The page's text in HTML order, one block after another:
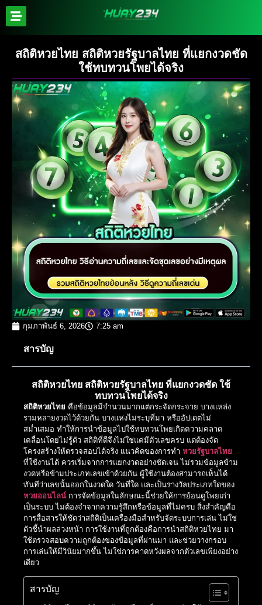
สถิติหวยไทย สถิติหวยรัฐบาลไทย ที่แยกงวดชัด
ใช้ทบทวนโพยได้จริง
กุมภาพันธ์ 6, 2026 7:25 am
สารบัญ
สถิติหวยไทย สถิติหวยรัฐบาลไทย ที่แยกงวดชัด ใช้
ทบทวนโพยได้จริง
สถิติหวยไทย คือข้อมูลมีจำนวนมากแต่กระจัดกระจาย บางแหล่ง
รวมหลายงวดไว้ด้วยกัน บางแห่งไม่ระบุที่มา หรืออัปเดตไม่
สม่ำเสมอ ทำให้การนำข้อมูลไปใช้ทบทวนโพยเกิดความคลาด
เคลื่อนโดยไม่รู้ตัว สถิติที่ดีจึงไม่ใช่แค่มีตัวเลขครบ แต่ต้องจัด
โครงสร้างให้ตรวจสอบได้จริง แนวคิดของการทำ หวยรัฐบาลไทย
ที่ใช้งานได้ ควรเริ่มจากการแยกงวดอย่างชัดเจน ไม่รวมข้อมูลข้าม
งวดหรือข้ามประเภทเลขเข้าด้วยกัน ผู้ใช้งานต้องสามารถเห็นได้
ทันทีว่าเลขนั้นออกในงวดใด วันที่ใด และเป็นรางวัลประเภทใดของ
หวยออนไลน์ การจัดข้อมูลในลักษณะนี้ช่วยให้การย้อนดูโพยเก่า
เป็นระบบ ไม่ต้องจำจากความรู้สึกหรือข้อมูลที่ไม่ครบ สิ่งสำคัญคือ
การสื่อสารให้ชัดว่าสถิติเป็นเครื่องมือสำหรับจัดระบบการเล่น ไม่ใช่
ตัวชี้นำผลล่วงหน้า การใช้งานที่ถูกต้องคือการนำสถิติหวยไทย มา
ใช้ตรวจสอบความถูกต้องของข้อมูลที่ผ่านมา และช่วยวางกรอบ
การเล่นให้มีวินัยมากขึ้น ไม่ใช่การคาดหวังผลจากตัวเลขเพียงอย่าง
เดียว
สารบัญ